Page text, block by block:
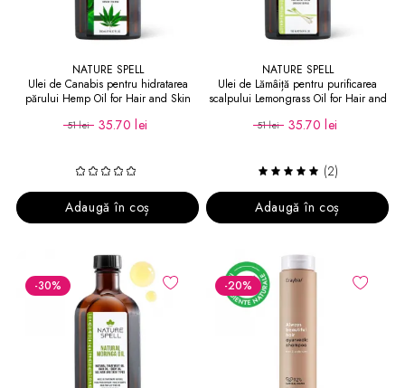
NATURE SPELL
Ulei de Canabis pentru hidratarea
părului Hemp Oil for Hair and Skin
51 lei 35.70 lei
Adaugă în coș
NATURE SPELL
Ulei de Lămâiță pentru purificarea
scalpului Lemongrass Oil for Hair and
51 lei 35.70 lei
(2)
Adaugă în coș
-30% -20%